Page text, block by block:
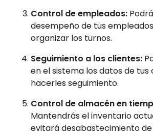
Control de empleados:
desempeño de tus
organizar los turnos.
Seguimiento a los clientes:
en el sistema los datos de tus
hacerles seguimiento.
Control de almacén en
Mantendrás el inventario
evitará desabastecimiento